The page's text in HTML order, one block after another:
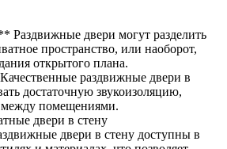
Раздвижные двери могут разделить
пространство, или наоборот,
открытого плана.
раздвижные двери в
достаточную звукоизоляцию,
помещениями.
двери в стену доступны в